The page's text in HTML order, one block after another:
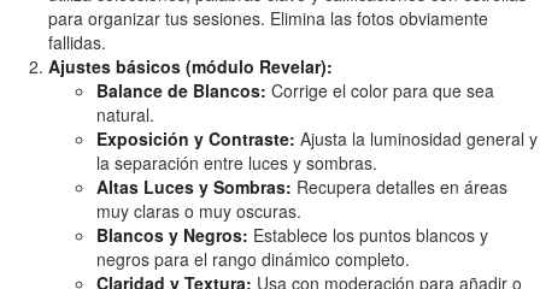
para organizar tus sesiones. Elimina las fotos obviamente
fallidas.
Ajustes básicos (módulo Revelar):
Balance de Blancos: Corrige el color para que sea
natural.
Exposición y Contraste: Ajusta la luminosidad general y
la separación entre luces y sombras.
Altas Luces y Sombras: Recupera detalles en áreas
muy claras o muy oscuras.
Blancos y Negros: Establece los puntos blancos y
negros para el rango dinámico completo.
Claridad y Textura: Usa con moderación para añadir o